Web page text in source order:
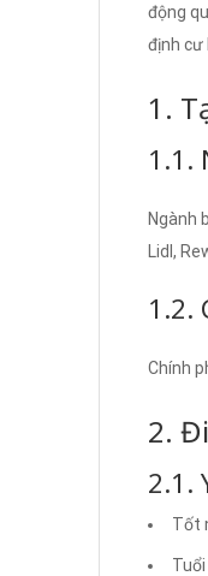
động
định cư
1.
1.1.
Ngành
Lidl,
1.2.
Chính
2.
2.1.
Tốt